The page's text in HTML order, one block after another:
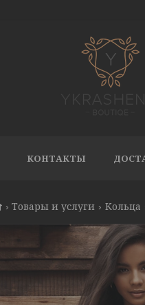
КОНТАКТЫ
Товары и услуги Кольца